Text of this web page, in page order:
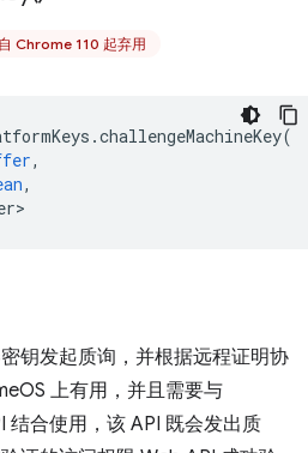
自 Chrome 110 起弃用
.challengeMachineKey(
,
,
钥发起质询，并根据远程证明协
上有用，并且需要与
合使用，该 API 既会发出质